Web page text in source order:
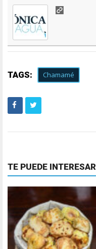
TAGS: Chamamé
TE PUEDE INTERESAR